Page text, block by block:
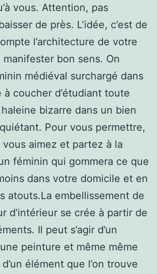
vous. Attention, pas
de près. L’idée, c’est de
l’architecture de votre
bon sens. On
médiéval surchargé dans
à coucher d’étudiant toute
bizarre dans un bien
Pour vous permettre,
aimez et partez à la
féminin qui gommera ce que
dans votre domicile et en
atouts.La embellissement de
d’intérieur se crée à partir de
Il peut s’agir d’un
peinture et même même
élément que l’on trouve